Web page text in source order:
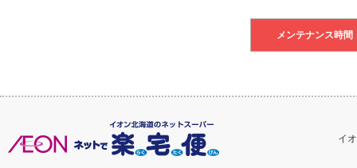
メンテナンス時間
イ